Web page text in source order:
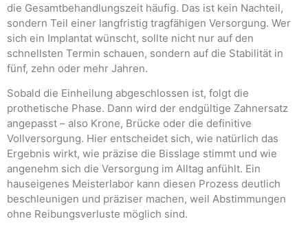
die Gesamtbehandlungszeit häufig. Das ist kein Nachteil,
sondern Teil einer langfristig tragfähigen Versorgung. Wer
sich ein Implantat wünscht, sollte nicht nur auf den
schnellsten Termin schauen, sondern auf die Stabilität in
fünf, zehn oder mehr Jahren.
Sobald die Einheilung abgeschlossen ist, folgt die
prothetische Phase. Dann wird der endgültige Zahnersatz
angepasst – also Krone, Brücke oder die definitive
Vollversorgung. Hier entscheidet sich, wie natürlich das
Ergebnis wirkt, wie präzise die Bisslage stimmt und wie
angenehm sich die Versorgung im Alltag anfühlt. Ein
hauseigenes Meisterlabor kann diesen Prozess deutlich
beschleunigen und präziser machen, weil Abstimmungen
ohne Reibungsverluste möglich sind.